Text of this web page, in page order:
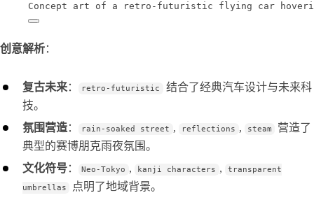
Concept art of a retro-futuristic flying car
创意解析：
复古未来： retro-futuristic
结合了经典汽车设计与未来科
技。
氛围营造： rain-soaked street , reflections , steam
营造了
典型的赛博朋克雨夜氛围。
文化符号： Neo-Tokyo , kanji characters ,
transparent
umbrellas
点明了地域背景。